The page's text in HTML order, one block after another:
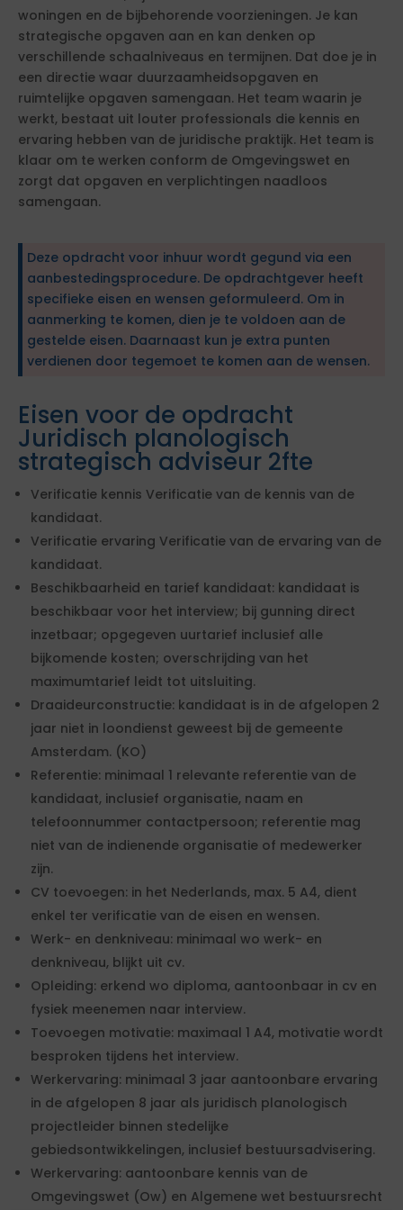
woningen en de bijbehorende voorzieningen. Je kan
strategische opgaven aan en kan denken op
verschillende schaalniveaus en termijnen. Dat doe je in
een directie waar duurzaamheidsopgaven en
ruimtelijke opgaven samengaan. Het team waarin je
werkt, bestaat uit louter professionals die kennis en
ervaring hebben van de juridische praktijk. Het team is
klaar om te werken conform de Omgevingswet en
zorgt dat opgaven en verplichtingen naadloos
samengaan.
Deze opdracht voor inhuur wordt gegund via een
aanbestedingsprocedure. De opdrachtgever heeft
specifieke eisen en wensen geformuleerd. Om in
aanmerking te komen, dien je te voldoen aan de
gestelde eisen. Daarnaast kun je extra punten
verdienen door tegemoet te komen aan de wensen.
Eisen voor de opdracht
Juridisch planologisch
strategisch adviseur 2fte
Verificatie kennis Verificatie van de kennis van de
kandidaat.
Verificatie ervaring Verificatie van de ervaring van de
kandidaat.
Beschikbaarheid en tarief kandidaat: kandidaat is
beschikbaar voor het interview; bij gunning direct
inzetbaar; opgegeven uurtarief inclusief alle
bijkomende kosten; overschrijding van het
maximumtarief leidt tot uitsluiting.
Draaideurconstructie: kandidaat is in de afgelopen 2
jaar niet in loondienst geweest bij de gemeente
Amsterdam. (KO)
Referentie: minimaal 1 relevante referentie van de
kandidaat, inclusief organisatie, naam en
telefoonnummer contactpersoon; referentie mag
niet van de indienende organisatie of medewerker
zijn.
CV toevoegen: in het Nederlands, max. 5 A4, dient
enkel ter verificatie van de eisen en wensen.
Werk- en denkniveau: minimaal wo werk- en
denkniveau, blijkt uit cv.
Opleiding: erkend wo diploma, aantoonbaar in cv en
fysiek meenemen naar interview.
Toevoegen motivatie: maximaal 1 A4, motivatie wordt
besproken tijdens het interview.
Werkervaring: minimaal 3 jaar aantoonbare ervaring
in de afgelopen 8 jaar als juridisch planologisch
projectleider binnen stedelijke
gebiedsontwikkelingen, inclusief bestuursadvisering.
Werkervaring: aantoonbare kennis van de
Omgevingswet (Ow) en Algemene wet bestuursrecht